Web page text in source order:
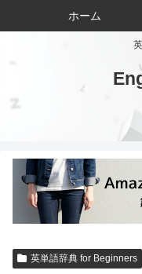
ホーム
英単語辞典 for Beginners